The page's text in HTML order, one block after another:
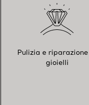
Pulizia e
gioielli